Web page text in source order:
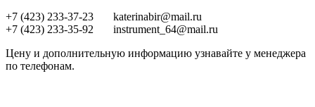
+7 (423) 233-37-23 katerinabir@mail.ru
+7 (423) 233-35-92 instrument_64@mail.ru
Цену и дополнительную информацию узнавайте у менеджера
по телефонам.